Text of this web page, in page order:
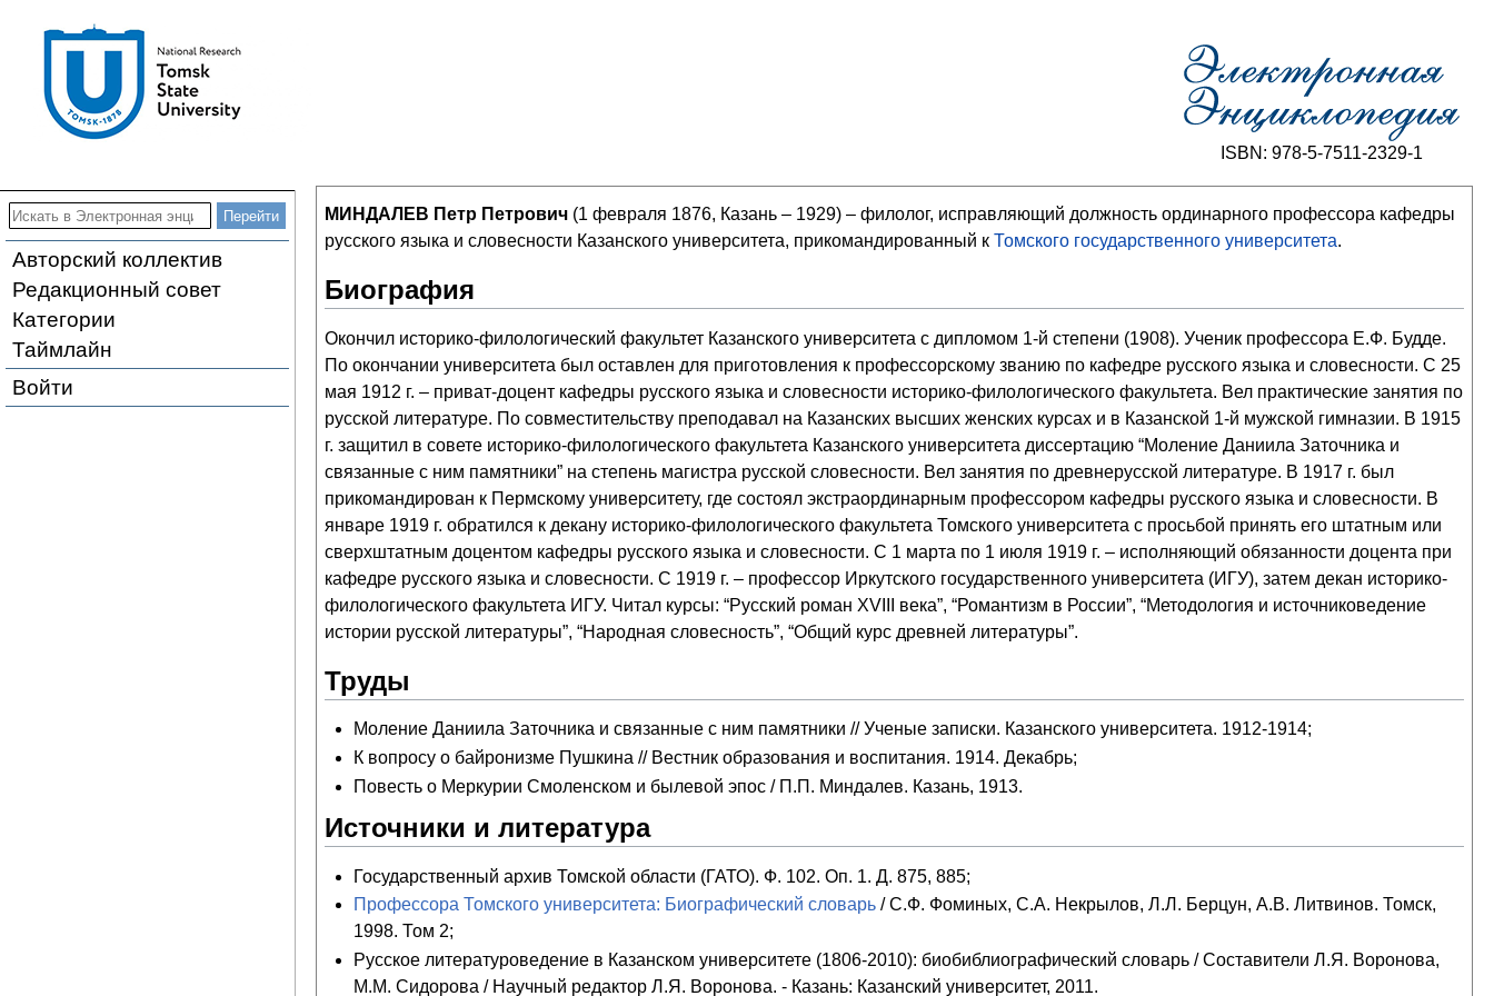
ISBN: 978-5-7511-2329-1
Авторский коллектив
Редакционный совет
Категории
Таймлайн
Войти
МИНДАЛЕВ Петр Петрович(1 февраля 1876, Казань – 1929) – филолог, исправляющий должность ординарного профессора кафедры
русского языка и словесности Казанского университета, прикомандированный к Томского государственного университета.
Биография
Окончил историко-филологический факультет Казанского университета с дипломом 1-й степени (1908). Ученик профессора Е.Ф. Будде.
По окончании университета был оставлен для приготовления к профессорскому званию по кафедре русского языка и словесности. С 25
мая 1912 г. – приват-доцент кафедры русского языка и словесности историко-филологического факультета. Вел практические занятия по
русской литературе. По совместительству преподавал на Казанских высших женских курсах и в Казанской 1-й мужской гимназии. В 1915
г. защитил в совете историко-филологического факультета Казанского университета диссертацию “Моление Даниила Заточника и
связанные с ним памятники” на степень магистра русской словесности. Вел занятия по древнерусской литературе. В 1917 г. был
прикомандирован к Пермскому университету, где состоял экстраординарным профессором кафедры русского языка и словесности. В
январе 1919 г. обратился к декану историко-филологического факультета Томского университета с просьбой принять его штатным или
сверхштатным доцентом кафедры русского языка и словесности. С 1 марта по 1 июля 1919 г. – исполняющий обязанности доцента при
кафедре русского языка и словесности. С 1919 г. – профессор Иркутского государственного университета (ИГУ), затем декан историко-
филологического факультета ИГУ. Читал курсы: “Русский роман XVIII века”, “Романтизм в России”, “Методология и источниковедение
истории русской литературы”, “Народная словесность”, “Общий курс древней литературы”.
Труды
Моление Даниила Заточника и связанные с ним памятники // Ученые записки. Казанского университета. 1912-1914;
К вопросу о байронизме Пушкина // Вестник образования и воспитания. 1914. Декабрь;
Повесть о Меркурии Смоленском и былевой эпос / П.П. Миндалев. Казань, 1913.
Источники и литература
Государственный архив Томской области (ГАТО). Ф. 102. Оп. 1. Д. 875, 885;
Профессора Томского университета: Биографический словарь/ С.Ф. Фоминых, С.А. Некрылов, Л.Л. Берцун, А.В. Литвинов. Томск,
1998. Том 2;
Русское литературоведение в Казанском университете (1806-2010): биобиблиографический словарь / Составители Л.Я. Воронова,
М.М. Сидорова / Научный редактор Л.Я. Воронова. - Казань: Казанский университет, 2011.